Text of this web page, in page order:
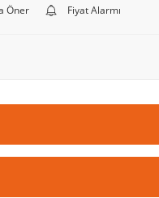
Öner Fiyat Alarmı